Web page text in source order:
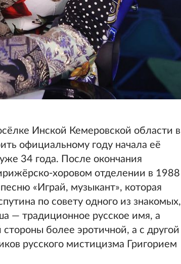
Инской Кемеровской области в
официальному году начала её
34 года. После окончания
хоровом отделении в 1988
«Играй, музыкант», которая
по совету одного из знакомых,
— традиционное русское имя, а
более эротичной, а с другой
русского мистицизма Григорием